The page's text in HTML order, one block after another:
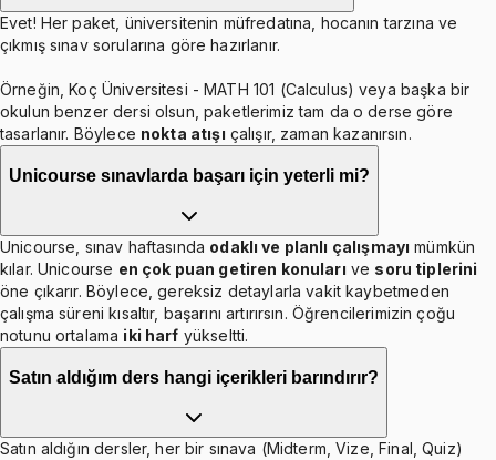
Evet! Her paket, üniversitenin müfredatına, hocanın tarzına ve
çıkmış sınav sorularına göre hazırlanır.
Örneğin, Koç Üniversitesi - MATH 101 (Calculus) veya başka bir
okulun benzer dersi olsun, paketlerimiz tam da o derse göre
tasarlanır. Böylece nokta atışı çalışır, zaman kazanırsın.
Unicourse sınavlarda başarı için yeterli mi?
Unicourse, sınav haftasında odaklı ve planlı çalışmayı mümkün
kılar. Unicourse en çok puan getiren konuları ve soru tiplerini
öne çıkarır. Böylece, gereksiz detaylarla vakit kaybetmeden
çalışma süreni kısaltır, başarını artırırsın. Öğrencilerimizin çoğu
notunu ortalama iki harf yükseltti.
Satın aldığım ders hangi içerikleri barındırır?
Satın aldığın dersler, her bir sınava (Midterm, Vize, Final, Quiz)